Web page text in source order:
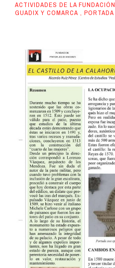
ACTIVIDADES DE LA FUNDACIÓN
GUADIX Y COMARCA , PORTADA